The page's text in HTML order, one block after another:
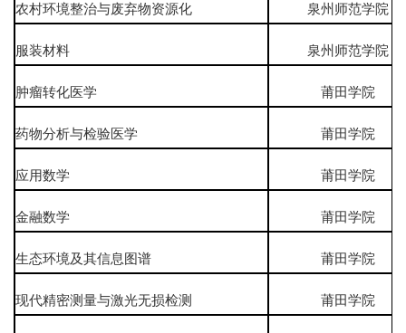
农村环境整治与废弃物资源化 泉州师范学院
服装材料 泉州师范学院
肿瘤转化医学 莆田学院
药物分析与检验医学 莆田学院
应用数学 莆田学院
金融数学 莆田学院
生态环境及其信息图谱 莆田学院
现代精密测量与激光无损检测 莆田学院